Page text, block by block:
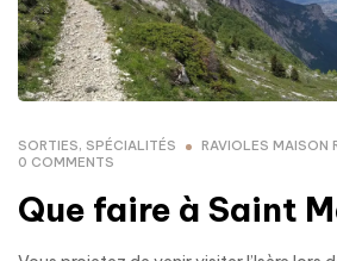
SORTIES, SPÉCIALITÉS
RAVIOLES MAISON
0 COMMENTS
Que faire à Saint